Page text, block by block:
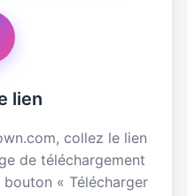
lien
collez le lien
de téléchargement
« Télécharger